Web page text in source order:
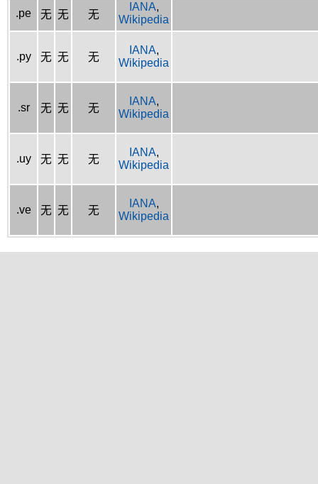
.pe 无 无 无
IANA,
Wikipedia
.py 无 无 无
IANA,
Wikipedia
.sr 无 无 无
IANA,
Wikipedia
.uy 无 无 无
IANA,
Wikipedia
.ve 无 无 无
IANA,
Wikipedia